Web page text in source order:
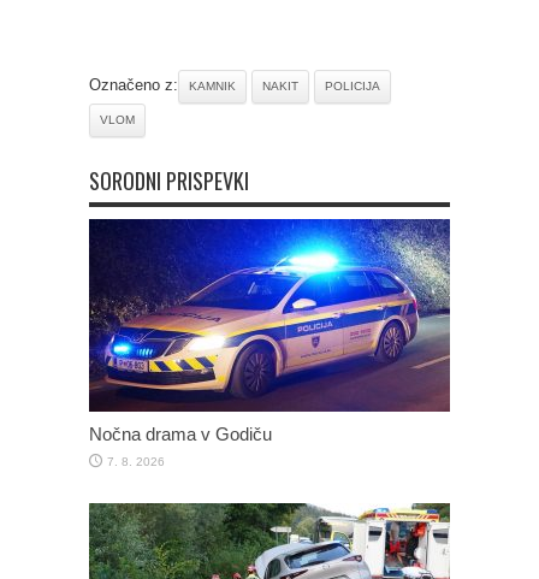
Označeno z: KAMNIK NAKIT POLICIJA
VLOM
SORODNI PRISPEVKI
Nočna drama v Godiču
7. 8. 2026